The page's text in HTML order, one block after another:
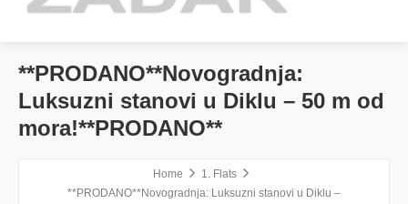
**PRODANO**Novogradnja:
Luksuzni stanovi u Diklu – 50 m od
mora!**PRODANO**
Home
1. Flats
**PRODANO**Novogradnja: Luksuzni stanovi u Diklu –